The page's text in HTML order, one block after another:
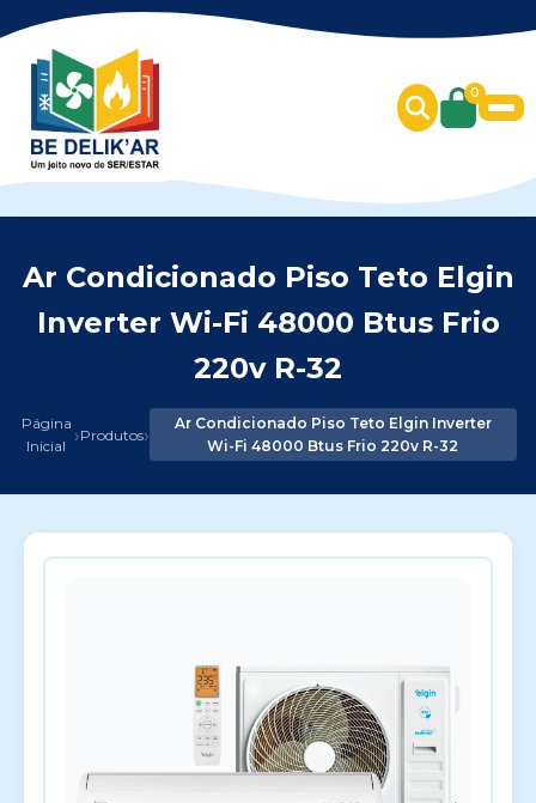
0
Ar Condicionado Piso Teto Elgin
Inverter Wi-Fi 48000 Btus Frio
220v R-32
Página
Inicial ›Produtos›
Ar Condicionado Piso Teto Elgin Inverter
Wi-Fi 48000 Btus Frio 220v R-32